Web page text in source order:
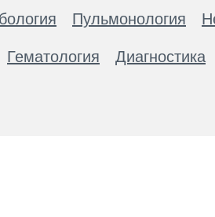
Пульмонология
Гематология Диагностика